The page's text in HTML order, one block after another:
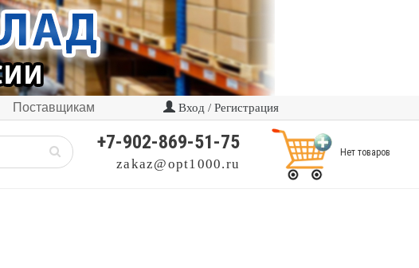
Поставщикам Вход / Регистрация
+7-902-869-51-75
zakaz@opt1000.ru
Нет товаров